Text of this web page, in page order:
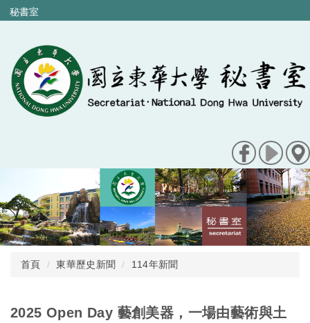
跳
到
內
容
區
秘書室
首頁 東華歷史新聞 114年新聞
2025 Open Day 藝創美器，一場由藝術與土